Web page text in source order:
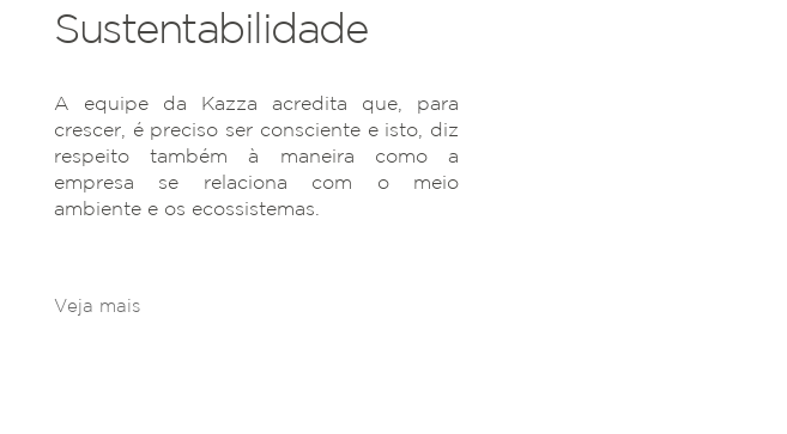
Sustentabilidade
A equipe da Kazza acredita que, para
crescer, é preciso ser consciente e isto, diz
respeito também à maneira como a
empresa se relaciona com o meio
ambiente e os ecossistemas.
Veja mais